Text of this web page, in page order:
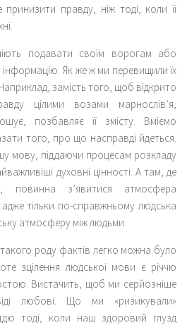
правду, ніж тоді, коли її
подавати своїм ворогам або
Як же ж ми перевищили їх
замість того, щоб відкрито
цілими возами марнослів’я,
позбавляє її змісту. Вміємо
того, про що насправді йдеться.
мову, піддаючи процесам розкладу
духовні цінності. А там, де
повинна з’явитися атмосфера
тільки по-справжньому людська
атмосферу між людьми.
роду фактів легко можна було
зцілення людської мови є річчю
Вистачить, щоб ми серйозніше
любові. Що ми «ризикували»
тоді, коли наш здоровий глузд